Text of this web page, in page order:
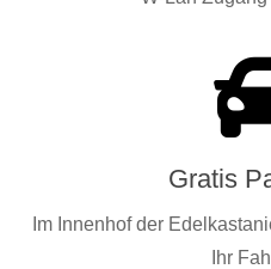
Gratis
Im Innenhof der
Ihr